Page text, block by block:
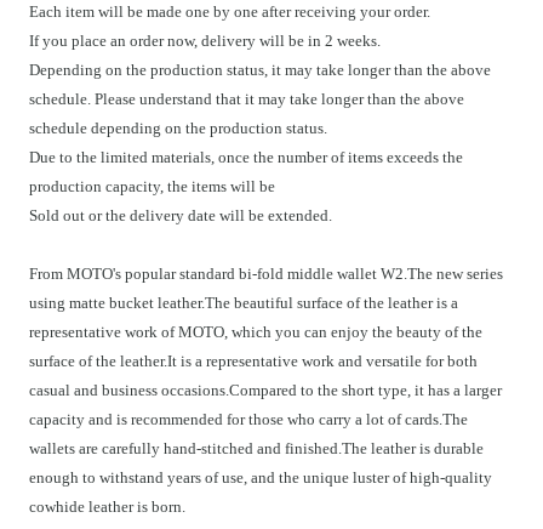
Each item will be made one by one after receiving your order.
If you place an order now, delivery will be in 2 weeks.
Depending on the production status, it may take longer than the above
schedule. Please understand that it may take longer than the above
schedule depending on the production status.
Due to the limited materials, once the number of items exceeds the
production capacity, the items will be
Sold out or the delivery date will be extended.
From MOTO's popular standard bi-fold middle wallet W2.The new series
using matte bucket leather.The beautiful surface of the leather is a
representative work of MOTO, which you can enjoy the beauty of the
surface of the leather.It is a representative work and versatile for both
casual and business occasions.Compared to the short type, it has a larger
capacity and is recommended for those who carry a lot of cards.The
wallets are carefully hand-stitched and finished.The leather is durable
enough to withstand years of use, and the unique luster of high-quality
cowhide leather is born.